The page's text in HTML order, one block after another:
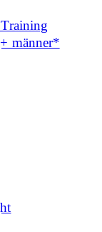
männer*